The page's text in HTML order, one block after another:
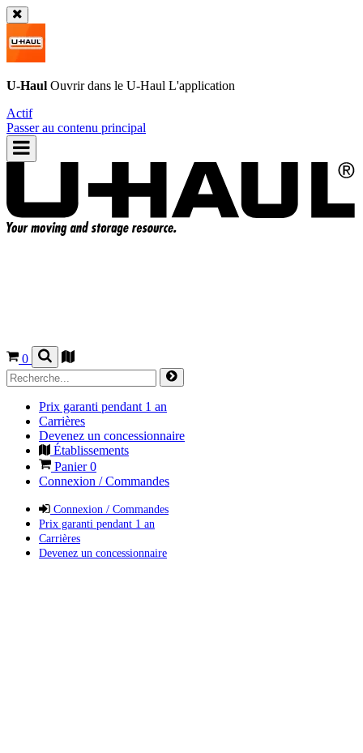
U-Haul Ouvrir dans le U-Haul L'application
Actif
Passer au contenu principal
0
Prix garanti pendant 1 an
Carrières
Devenez un concessionnaire
Établissements
Panier0
Connexion / Commandes
Connexion / Commandes
Prix garanti pendant 1 an
Carrières
Devenez un concessionnaire